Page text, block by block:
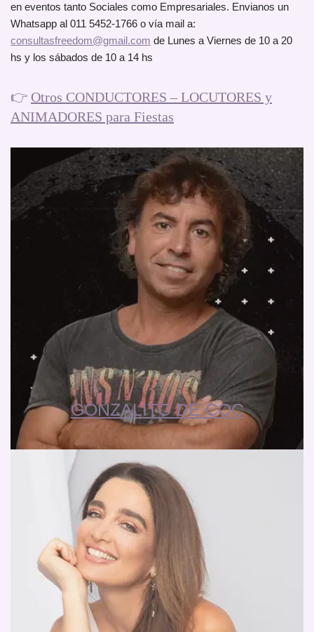
en eventos tanto Sociales como Empresariales. Envianos un
Whatsapp al 011 5452-1766 o vía mail a:
consultasfreedom@gmail.com de Lunes a Viernes de 10 a 20
hs y los sábados de 10 a 14 hs
👉 Otros CONDUCTORES – LOCUTORES y
ANIMADORES para Fiestas
GONZALITO DE CQC